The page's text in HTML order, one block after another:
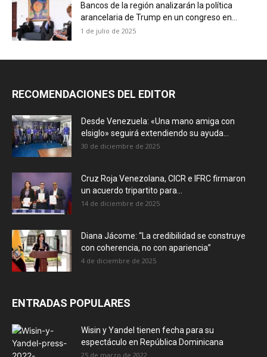
Bancos de la región analizarán la política
arancelaria de Trump en un congreso en...
1 de julio de 2025
RECOMENDACIONES DEL EDITOR
Desde Venezuela: «Una mano amiga con
elsiglo» seguirá extendiendo su ayuda...
30 de diciembre de 2025
Cruz Roja Venezolana, CICR e IFRC firmaron
un acuerdo tripartito para...
14 de diciembre de 2025
Diana Jácome: “La credibilidad se construye
con coherencia, no con apariencia”
4 de diciembre de 2025
ENTRADAS POPULARES
Wisin y Yandel tienen fecha para su
espectáculo en República Dominicana
25 de marzo de 2022